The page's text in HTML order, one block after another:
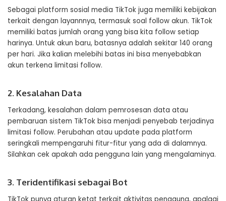
Sebagai platform sosial media TikTok juga memiliki kebijakan
terkait dengan layannnya, termasuk soal follow akun. TikTok
memiliki batas jumlah orang yang bisa kita follow setiap
harinya. Untuk akun baru, batasnya adalah sekitar 140 orang
per hari. Jika kalian melebihi batas ini bisa menyebabkan
akun terkena limitasi follow.
2. Kesalahan Data
Terkadang, kesalahan dalam pemrosesan data atau
pembaruan sistem TikTok bisa menjadi penyebab terjadinya
limitasi follow. Perubahan atau update pada platform
seringkali mempengaruhi fitur-fitur yang ada di dalamnya.
Silahkan cek apakah ada pengguna lain yang mengalaminya.
3. Teridentifikasi sebagai Bot